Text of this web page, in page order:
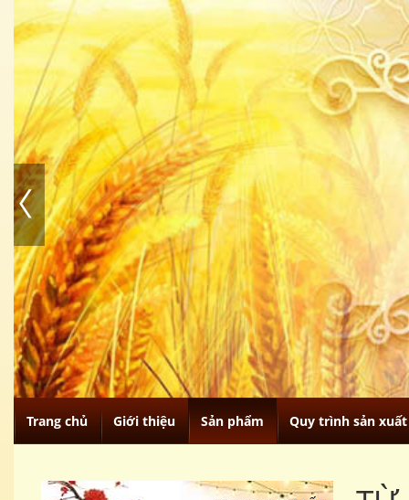
Trang chủ Giới thiệu Sản phẩm Quy trình sản xuất